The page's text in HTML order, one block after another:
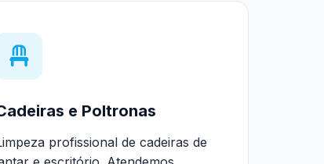
e Poltronas
profissional de cadeiras de